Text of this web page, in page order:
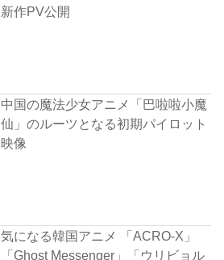
新作PV公開
中国の魔法少女アニメ「巴啦啦小魔
仙」のルーツとなる初期パイロット
映像
気になる韓国アニメ 「ACRO-X」
「Ghost Messenger」「ウリビョル